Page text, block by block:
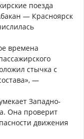
поезда
— Красноярск
времена
стычка с
—
Западно-
Она проверит
движения